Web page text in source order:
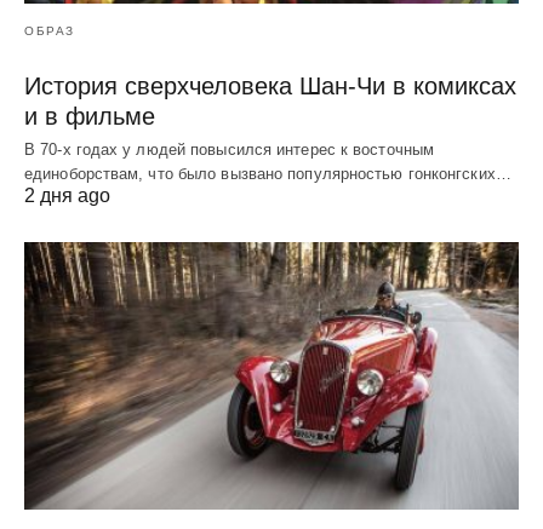
ОБРАЗ
История сверхчеловека Шан-Чи в комиксах
и в фильме
В 70-х годах у людей повысился интерес к восточным
единоборствам, что было вызвано популярностью гонконгских…
2 дня ago